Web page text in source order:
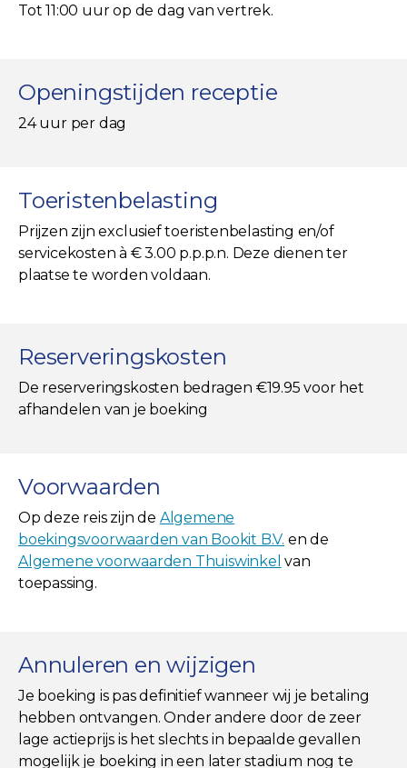
Tot 11:00 uur op de dag van vertrek.
Openingstijden receptie
24 uur per dag
Toeristenbelasting
Prijzen zijn exclusief toeristenbelasting en/of
servicekosten à € 3.00 p.p.p.n. Deze dienen ter
plaatse te worden voldaan.
Reserveringskosten
De reserveringskosten bedragen €19.95 voor het
afhandelen van je boeking
Voorwaarden
Op deze reis zijn de Algemene
boekingsvoorwaarden van Bookit B.V. en de
Algemene voorwaarden Thuiswinkel van
toepassing.
Annuleren en wijzigen
Je boeking is pas definitief wanneer wij je betaling
hebben ontvangen. Onder andere door de zeer
lage actieprijs is het slechts in bepaalde gevallen
mogelijk je boeking in een later stadium nog te